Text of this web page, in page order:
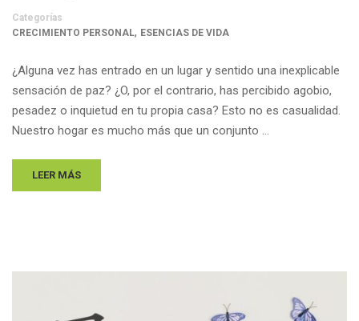
Categorías
CRECIMIENTO PERSONAL, ESENCIAS DE VIDA
¿Alguna vez has entrado en un lugar y sentido una inexplicable
sensación de paz? ¿O, por el contrario, has percibido agobio,
pesadez o inquietud en tu propia casa? Esto no es casualidad.
Nuestro hogar es mucho más que un conjunto …
LEER MÁS